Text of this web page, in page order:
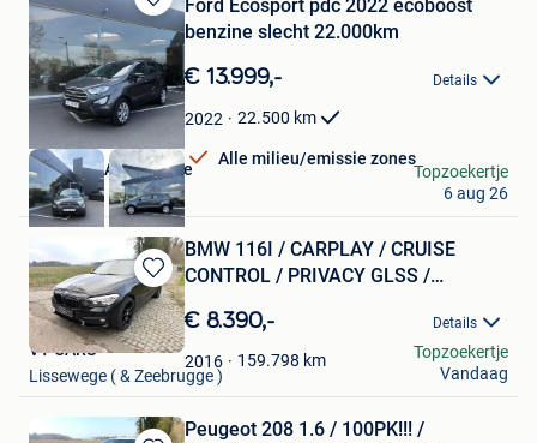
Bewaren
Mijn
Favorieten
Ford Ecosport pdc 2022 ecoboost
benzine slecht 22.000km
€ 13.999,- Details
2022 22.500 km
Alle milieu/emissie zones
J-Wheels Automotive
Laarne
Topzoekertje
6 aug 26
Bewaren
in
Mijn
Favorieten
BMW 116I / CARPLAY / CRUISE
CONTROL / PRIVACY GLSS /
€ 8.390,- Details
2016 159.798 km
VT CARS
Lissewege ( & Zeebrugge )
Topzoekertje
Vandaag
Peugeot 208 1.6 / 100PK!!! /